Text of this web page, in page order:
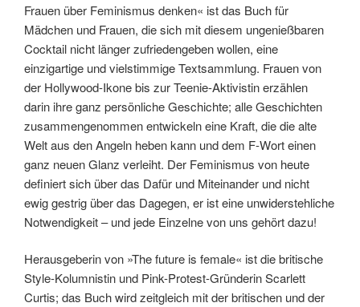
Frauen über Feminismus denken« ist das Buch für
Mädchen und Frauen, die sich mit diesem ungenießbaren
Cocktail nicht länger zufriedengeben wollen, eine
einzigartige und vielstimmige Textsammlung. Frauen von
der Hollywood-Ikone bis zur Teenie-Aktivistin erzählen
darin ihre ganz persönliche Geschichte; alle Geschichten
zusammengenommen entwickeln eine Kraft, die die alte
Welt aus den Angeln heben kann und dem F-Wort einen
ganz neuen Glanz verleiht. Der Feminismus von heute
definiert sich über das Dafür und Miteinander und nicht
ewig gestrig über das Dagegen, er ist eine unwiderstehliche
Notwendigkeit – und jede Einzelne von uns gehört dazu!
Herausgeberin von »The future is female« ist die britische
Style-Kolumnistin und Pink-Protest-Gründerin Scarlett
Curtis; das Buch wird zeitgleich mit der britischen und der